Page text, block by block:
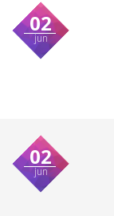
02
jun
02
jun